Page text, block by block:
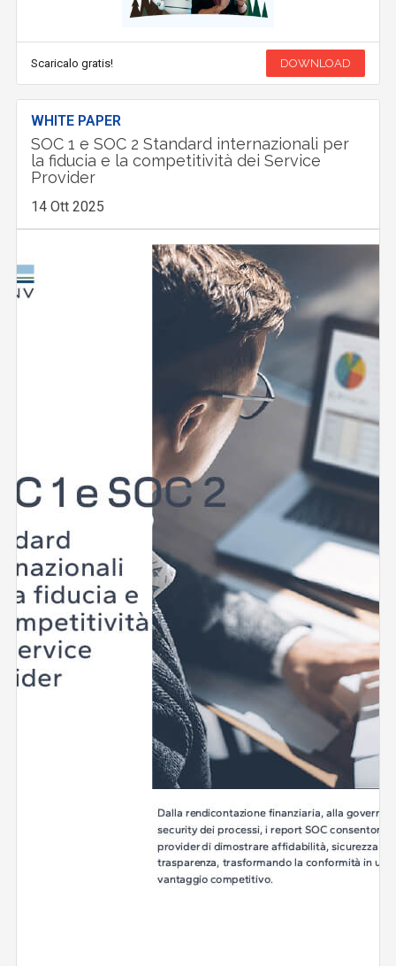
Scaricalo gratis! DOWNLOAD
WHITE PAPER
SOC 1 e SOC 2 Standard internazionali per
la fiducia e la competitività dei Service
Provider
14 Ott 2025